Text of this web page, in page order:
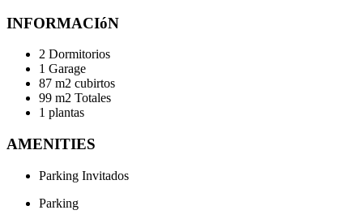
INFORMACIóN
2 Dormitorios
1 Garage
87 m2 cubirtos
99 m2 Totales
1 plantas
AMENITIES
Parking Invitados
Parking